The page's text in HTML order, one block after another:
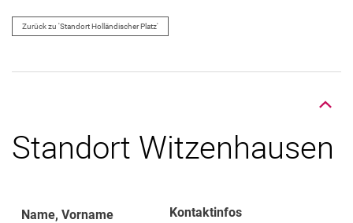
Zurück zu 'Standort Holländischer Platz'
Nach oben
Standort Witzenhausen
Name, Vorname Kontaktinfos